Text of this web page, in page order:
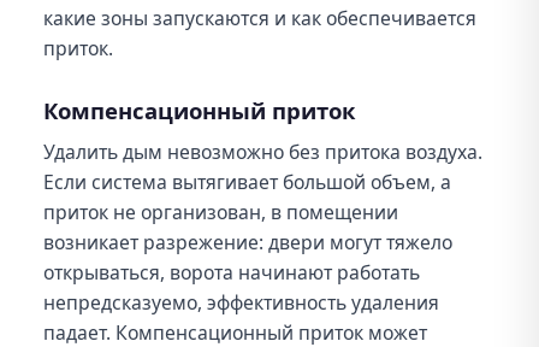
какие зоны запускаются и как обеспечивается
приток.
Компенсационный приток
Удалить дым невозможно без притока воздуха.
Если система вытягивает большой объем, а
приток не организован, в помещении
возникает разрежение: двери могут тяжело
открываться, ворота начинают работать
непредсказуемо, эффективность удаления
падает. Компенсационный приток может